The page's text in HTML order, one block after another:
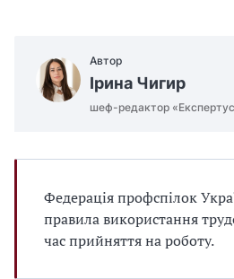
Автор
Ірина Чигир
шеф-редактор
Федерація профспілок
правила використання
час прийняття на роботу.